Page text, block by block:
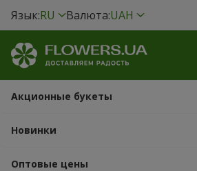
Язык:RU Валюта:UAH
Акционные букеты
Новинки
Оптовые цены